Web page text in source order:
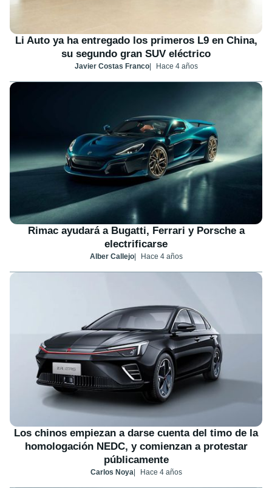
Li Auto ya ha entregado los primeros L9 en China,
su segundo gran SUV eléctrico
Javier Costas Franco Hace 4 años
Rimac ayudará a Bugatti, Ferrari y Porsche a
electrificarse
Alber Callejo Hace 4 años
Los chinos empiezan a darse cuenta del timo de la
homologación NEDC, y comienzan a protestar
públicamente
Carlos Noya Hace 4 años